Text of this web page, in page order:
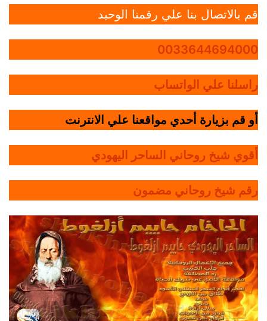
قم بالاتصال بنا علي رقمنا الوحيد
0033644694000
راسلنا علي الواتساب
أو قم بزيارة أحدي مواقعنا علي الانترنت
أقوي شيخ روحاني الساحر اليهودي
رقم شيخ روحاني مضمون